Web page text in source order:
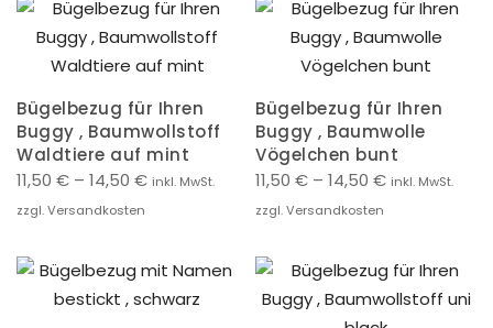
Bügelbezug für Ihren
Buggy , Baumwollstoff
Waldtiere auf mint
11,50 € – 14,50 € inkl. MwSt.
zzgl. Versandkosten
Bügelbezug für Ihren
Buggy , Baumwolle
Vögelchen bunt
11,50 € – 14,50 € inkl. MwSt.
zzgl. Versandkosten